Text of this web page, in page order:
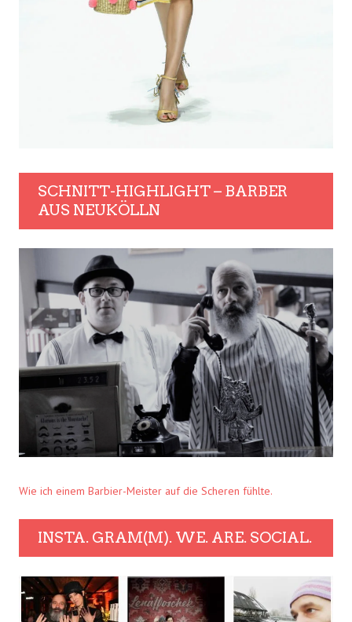
SCHNITT-HIGHLIGHT – BARBER
AUS NEUKÖLLN
Wie ich einem Barbier-Meister auf die Scheren fühlte.
INSTA. GRAM(M). WE. ARE. SOCIAL.